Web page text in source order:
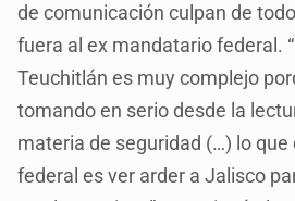
de comunicación culpan de
fuera al ex mandatario federal.
Teuchitlán es muy complejo
tomando en serio desde la
materia de seguridad (…) lo que
federal es ver arder a Jalisco